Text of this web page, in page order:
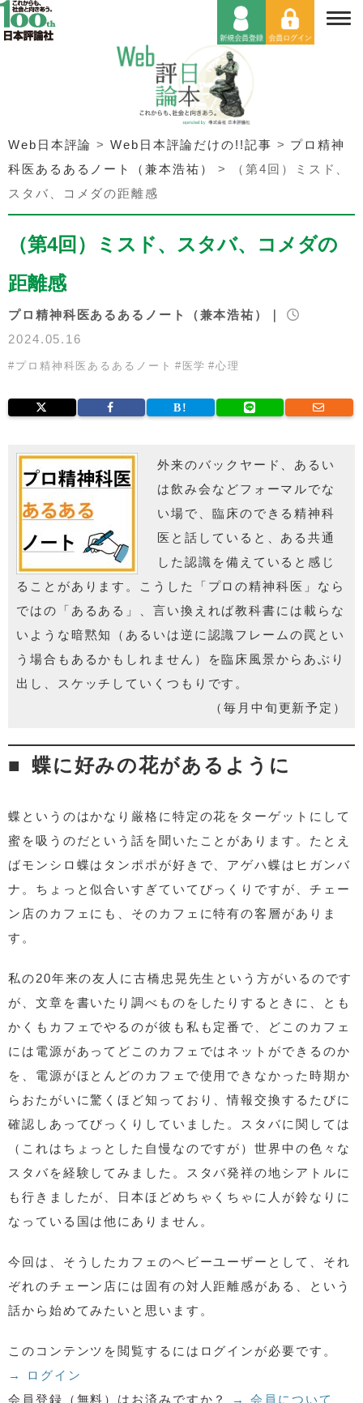
Web日本評論 >Web日本評論だけの!!記事 > プロ精神
科医あるあるノート（兼本浩祐）
>
（第4回）ミスド、
スタバ、コメダの距離感
（第4回）ミスド、スタバ、コメダの
距離感
プロ精神科医あるあるノート（兼本浩祐）｜
2024.05.16
# プロ精神科医あるあるノート # 医学 #心理
外来のバックヤード、あるい
は飲み会などフォーマルでな
い場で、臨床のできる精神科
医と話していると、ある共通
した認識を備えていると感じ
ることがあります。こうした「プロの精神科医」なら
ではの「あるある」、言い換えれば教科書には載らな
いような暗黙知（あるいは逆に認識フレームの罠とい
う場合もあるかもしれません）を臨床風景からあぶり
出し、スケッチしていくつもりです。
（毎月中旬更新予定）
蝶に好みの花があるように
蝶というのはかなり厳格に特定の花をターゲットにして
蜜を吸うのだという話を聞いたことがあります。たとえ
ばモンシロ蝶はタンポポが好きで、アゲハ蝶はヒガンバ
ナ。ちょっと似合いすぎていてびっくりですが、チェー
ン店のカフェにも、そのカフェに特有の客層がありま
す。
私の20年来の友人に古橋忠晃先生という方がいるのです
が、文章を書いたり調べものをしたりするときに、とも
かくもカフェでやるのが彼も私も定番で、どこのカフェ
には電源があってどこのカフェではネットができるのか
を、電源がほとんどのカフェで使用できなかった時期か
らおたがいに驚くほど知っており、情報交換するたびに
確認しあってびっくりしていました。スタバに関しては
（これはちょっとした自慢なのですが）世界中の色々な
スタバを経験してみました。スタバ発祥の地シアトルに
も行きましたが、日本ほどめちゃくちゃに人が鈴なりに
なっている国は他にありません。
今回は、そうしたカフェのヘビーユーザーとして、それ
ぞれのチェーン店には固有の対人距離感がある、という
話から始めてみたいと思います。
このコンテンツを閲覧するにはログインが必要です。
→ ログイン
会員登録（無料）はお済みですか？
→ 会員について